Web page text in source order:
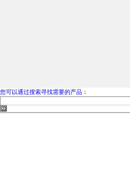
您可以通过搜索寻找需要的产品：